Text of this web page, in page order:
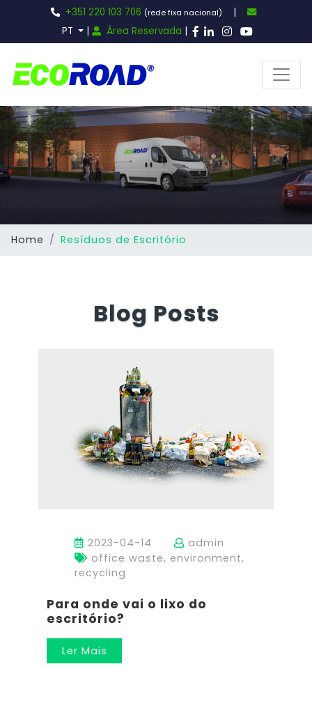
+351 220 103 706 (rede fixa nacional)
|
PT
| Área Reservada |
Home Resíduos de Escritório
Blog Posts
2023-04-14
admin
office waste, environment,
recycling
Para onde vai o lixo do
escritório?
Ler Mais